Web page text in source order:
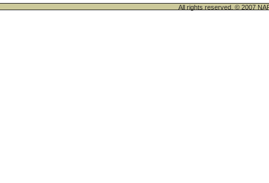
All rights reserved. © 2007